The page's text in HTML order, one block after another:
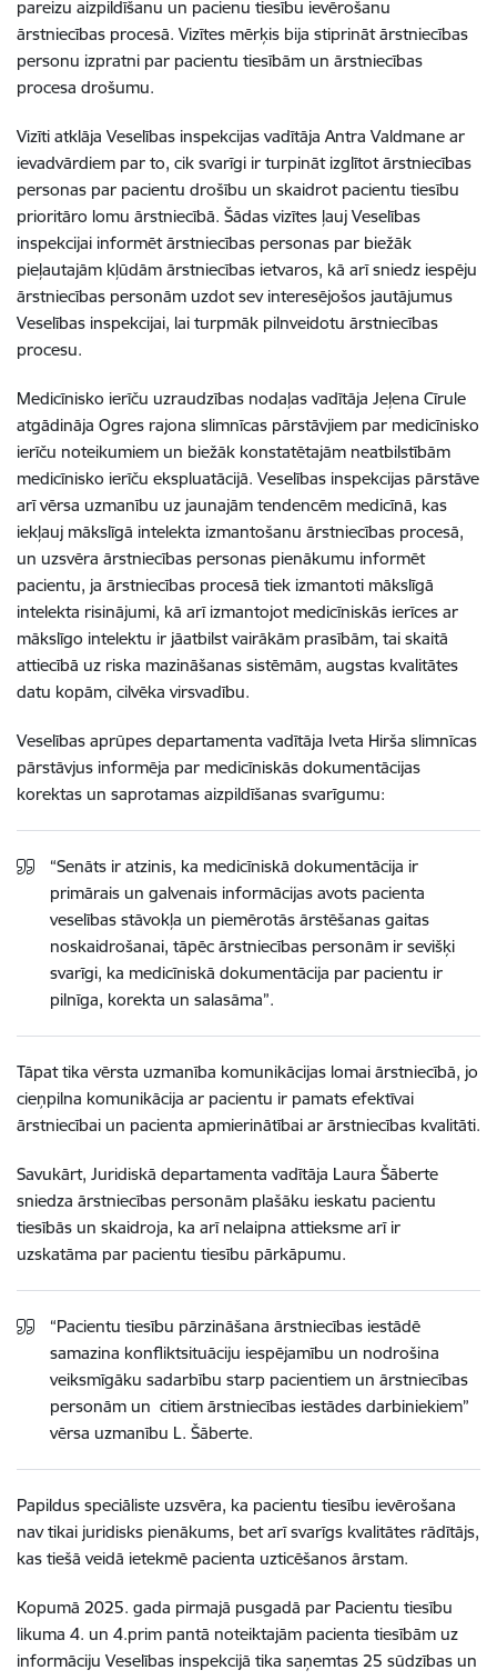
pareizu aizpildīšanu un pacienu tiesību ievērošanu
ārstniecības procesā. Vizītes mērķis bija stiprināt ārstniecības
personu izpratni par pacientu tiesībām un ārstniecības
procesa drošumu.
Vizīti atklāja Veselības inspekcijas vadītāja Antra Valdmane ar
ievadvārdiem par to, cik svarīgi ir turpināt izglītot ārstniecības
personas par pacientu drošību un skaidrot pacientu tiesību
prioritāro lomu ārstniecībā. Šādas vizītes ļauj Veselības
inspekcijai informēt ārstniecības personas par biežāk
pieļautajām kļūdām ārstniecības ietvaros, kā arī sniedz iespēju
ārstniecības personām uzdot sev interesējošos jautājumus
Veselības inspekcijai, lai turpmāk pilnveidotu ārstniecības
procesu.
Medicīnisko ierīču uzraudzības nodaļas vadītāja Jeļena Cīrule
atgādināja Ogres rajona slimnīcas pārstāvjiem par medicīnisko
ierīču noteikumiem un biežāk konstatētajām neatbilstībām
medicīnisko ierīču ekspluatācijā. Veselības inspekcijas pārstāve
arī vērsa uzmanību uz jaunajām tendencēm medicīnā, kas
iekļauj mākslīgā intelekta izmantošanu ārstniecības procesā,
un uzsvēra ārstniecības personas pienākumu informēt
pacientu, ja ārstniecības procesā tiek izmantoti mākslīgā
intelekta risinājumi, kā arī izmantojot medicīniskās ierīces ar
mākslīgo intelektu ir jāatbilst vairākām prasībām, tai skaitā
attiecībā uz riska mazināšanas sistēmām, augstas kvalitātes
datu kopām, cilvēka virsvadību.
Veselības aprūpes departamenta vadītāja Iveta Hirša slimnīcas
pārstāvjus informēja par medicīniskās dokumentācijas
korektas un saprotamas aizpildīšanas svarīgumu:
“Senāts ir atzinis, ka medicīniskā dokumentācija ir
primārais un galvenais informācijas avots pacienta
veselības stāvokļa un piemērotās ārstēšanas gaitas
noskaidrošanai, tāpēc ārstniecības personām ir sevišķi
svarīgi, ka medicīniskā dokumentācija par pacientu ir
pilnīga, korekta un salasāma”.
Tāpat tika vērsta uzmanība komunikācijas lomai ārstniecībā, jo
cieņpilna komunikācija ar pacientu ir pamats efektīvai
ārstniecībai un pacienta apmierinātībai ar ārstniecības kvalitāti.
Savukārt, Juridiskā departamenta vadītāja Laura Šāberte
sniedza ārstniecības personām plašāku ieskatu pacientu
tiesībās un skaidroja, ka arī nelaipna attieksme arī ir
uzskatāma par pacientu tiesību pārkāpumu.
“Pacientu tiesību pārzināšana ārstniecības iestādē
samazina konfliktsituāciju iespējamību un nodrošina
veiksmīgāku sadarbību starp pacientiem un ārstniecības
personām un citiem ārstniecības iestādes darbiniekiem”
vērsa uzmanību L. Šāberte.
Papildus speciāliste uzsvēra, ka pacientu tiesību ievērošana
nav tikai juridisks pienākums, bet arī svarīgs kvalitātes rādītājs,
kas tiešā veidā ietekmē pacienta uzticēšanos ārstam.
Kopumā 2025. gada pirmajā pusgadā par Pacientu tiesību
likuma 4. un 4.prim pantā noteiktajām pacienta tiesībām uz
informāciju Veselības inspekcijā tika saņemtas 25 sūdzības un